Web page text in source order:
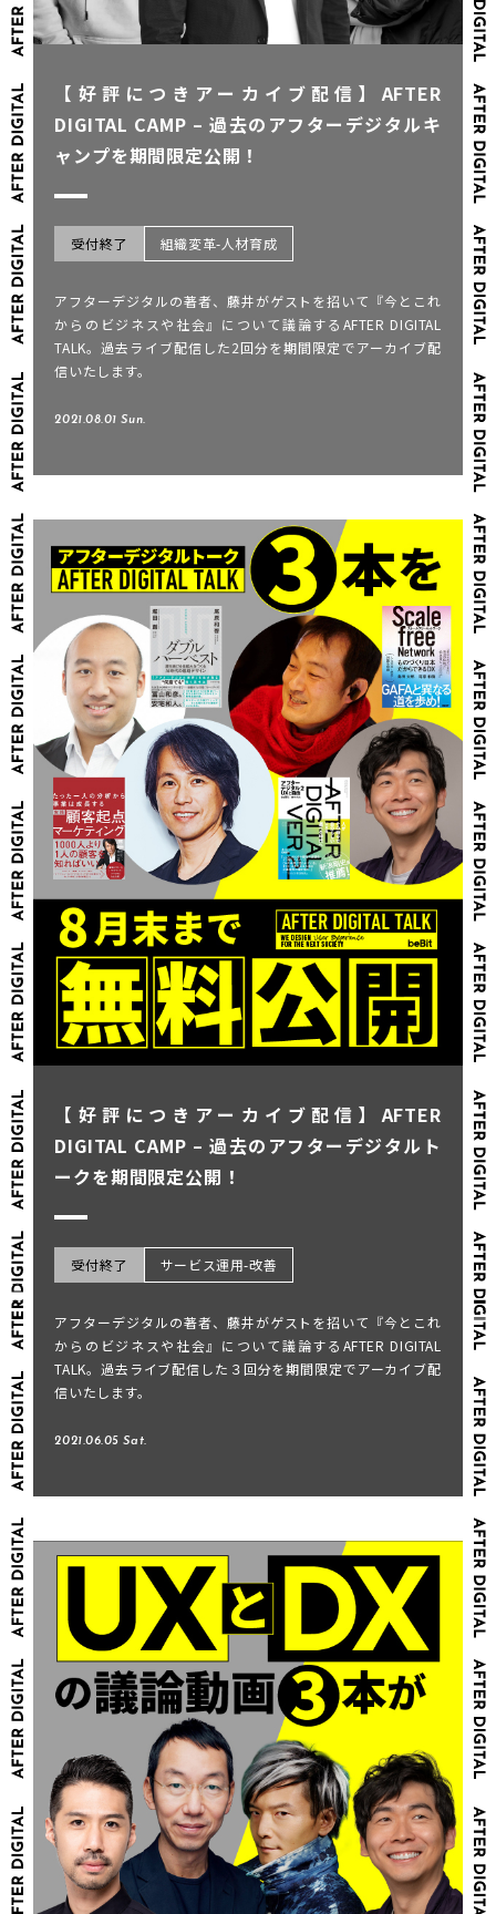
【好評につきアーカイブ配信】AFTER
DIGITAL CAMP – 過去のアフターデジタルキ
ャンプを期間限定公開！
受付終了 組織変革-人材育成
アフターデジタルの著者、藤井がゲストを招いて『今とこれ
からのビジネスや社会』について議論するAFTER DIGITAL
TALK。過去ライブ配信した2回分を期間限定でアーカイブ配
信いたします。
2021.08.01 Sun.
【好評につきアーカイブ配信】AFTER
DIGITAL CAMP – 過去のアフターデジタルト
ークを期間限定公開！
受付終了 サービス運用-改善
アフターデジタルの著者、藤井がゲストを招いて『今とこれ
からのビジネスや社会』について議論するAFTER DIGITAL
TALK。過去ライブ配信した３回分を期間限定でアーカイブ配
信いたします。
2021.06.05 Sat.